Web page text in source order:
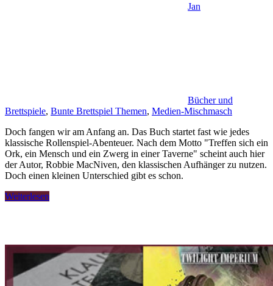
Jan
Bücher und
Brettspiele, Bunte Brettspiel Themen, Medien-Mischmasch
Doch fangen wir am Anfang an. Das Buch startet fast wie jedes
klassische Rollenspiel-Abenteuer. Nach dem Motto "Treffen sich ein
Ork, ein Mensch und ein Zwerg in einer Taverne" scheint auch hier
der Autor, Robbie MacNiven, den klassischen Aufhänger zu nutzen.
Doch einen kleinen Unterschied gibt es schon.
Weiterlesen